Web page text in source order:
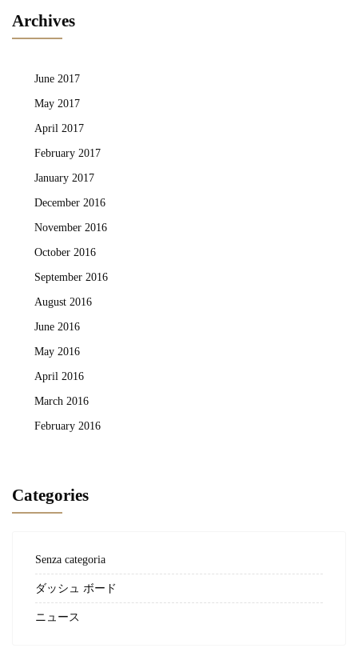
Archives
June 2017
May 2017
April 2017
February 2017
January 2017
December 2016
November 2016
October 2016
September 2016
August 2016
June 2016
May 2016
April 2016
March 2016
February 2016
Categories
Senza categoria
ダッシュ ボード
ニュース